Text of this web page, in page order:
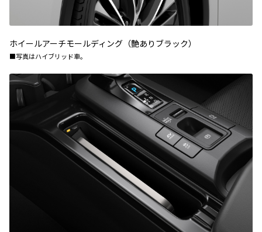
ホイールアーチモールディング（艶ありブラック）
■写真はハイブリッド車。